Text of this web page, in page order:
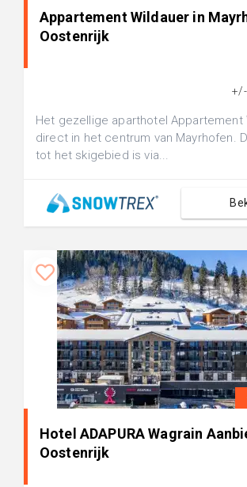
Appartement Wildauer in
Oostenrijk
+/-
Het gezellige aparthotel Appartement
direct in het centrum van Mayrhofen.
tot het skigebied is via...
Hotel ADAPURA Wagrain
Oostenrijk